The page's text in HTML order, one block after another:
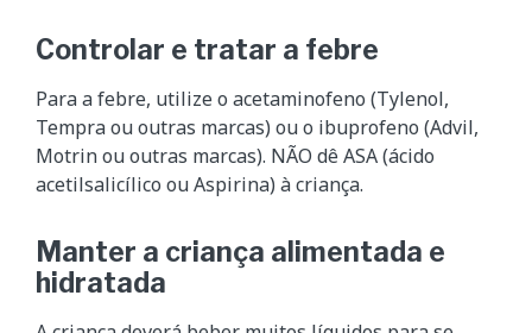
Controlar e tratar a febre
Para a febre, utilize o acetaminofeno (Tylenol,
Tempra ou outras marcas) ou o ibuprofeno (Advil,
Motrin ou outras marcas). NÃO dê ASA (ácido
acetilsalicílico ou Aspirina) à criança.
Manter a criança alimentada e
hidratada